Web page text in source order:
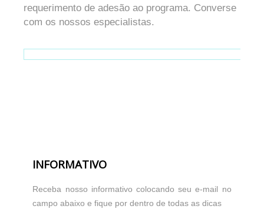
requerimento de adesão ao programa. Converse
com os nossos especialistas.
INFORMATIVO
Receba nosso informativo colocando seu e-mail no
campo abaixo e fique por dentro de todas as dicas